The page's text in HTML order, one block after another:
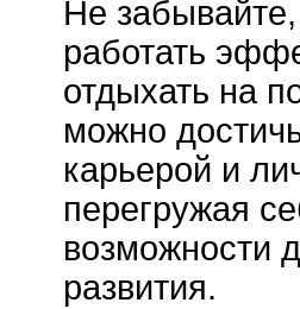
Не
работать
отдыхать на
можно
карьерой и
перегружая
возможности
развития.